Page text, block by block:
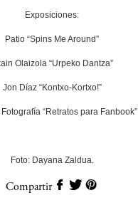
Exposiciones:
Patio “Spins Me Around”
Olaizola “Urpeko Dantza”
Jon Díaz “Kontxo-Kortxo!”
“Retratos para Fanbook”
Foto: Dayana Zaldua.
Compartir